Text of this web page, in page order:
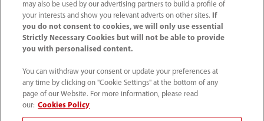
52 55 5661 9450
Condiciones de uso｜Mapa del sitio｜Aviso cookies
Aviso de privacidad
may also be used by our advertising partners to build a profile of
your interests and show you relevant adverts on other sites.
If
you do not consent to cookies, we will only use essential
Strictly Necessary Cookies but will not be able to provide
you with personalised content.
You can withdraw your consent or update your preferences at
any time by clicking on "Cookie Settings" at the bottom of any
page of our Website. For more information, please read
our: Cookies Policy